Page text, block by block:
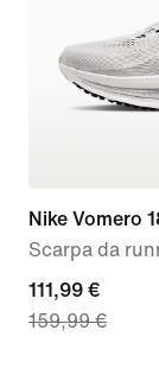
Nike Vomero
Scarpa da
current
price
111,99 €
159,99 €